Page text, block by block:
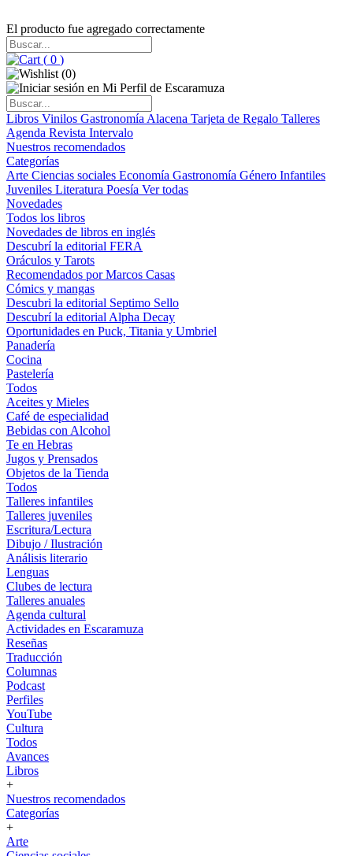
El producto fue agregado correctamente
( 0 )
(0)
Libros Vinilos Gastronomía Alacena Tarjeta de Regalo Talleres
Agenda Revista Intervalo
Nuestros recomendados
Categorías
Arte Ciencias sociales Economía Gastronomía Género Infantiles
Juveniles Literatura Poesía Ver todas
Novedades
Todos los libros
Novedades de libros en inglés
Descubrí la editorial FERA
Oráculos y Tarots
Recomendados por Marcos Casas
Cómics y mangas
Descubri la editorial Septimo Sello
Descubrí la editorial Alpha Decay
Oportunidades en Puck, Titania y Umbriel
Panadería
Cocina
Pastelería
Todos
Aceites y Mieles
Café de especialidad
Bebidas con Alcohol
Te en Hebras
Jugos y Prensados
Objetos de la Tienda
Todos
Talleres infantiles
Talleres juveniles
Escritura/Lectura
Dibujo / Ilustración
Análisis literario
Lenguas
Clubes de lectura
Talleres anuales
Agenda cultural
Actividades en Escaramuza
Reseñas
Traducción
Columnas
Podcast
Perfiles
YouTube
Cultura
Todos
Avances
Libros
+
Nuestros recomendados
Categorías
+
Arte